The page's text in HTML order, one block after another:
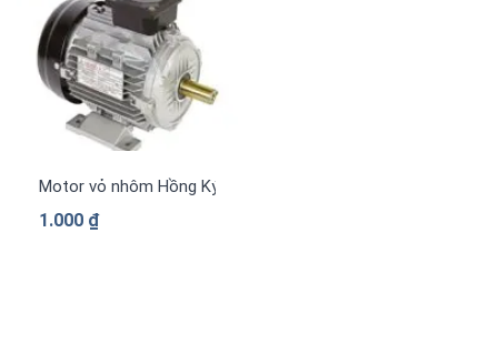
Motor vỏ nhôm Hồng Ký PLA-H1534
1.000 ₫